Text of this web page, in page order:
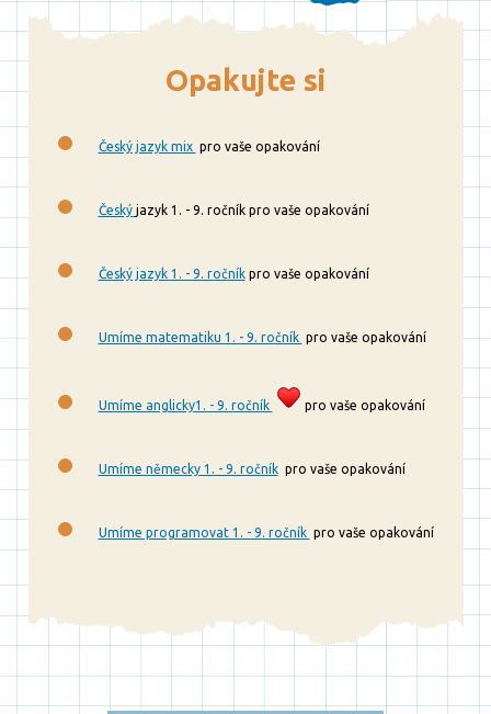
Opakujte si
Český jazyk mix pro vaše opakování
Český jazyk 1. - 9. ročník pro vaše opakování
Český jazyk 1. - 9. ročníkpro vaše opakování
Umíme matematiku 1. - 9. ročník pro vaše opakování
Umíme anglicky1. - 9. ročník pro vaše opakování
Umíme německy 1. - 9. ročníkpro vaše opakování
Umíme programovat 1. - 9. ročník pro vaše opakování